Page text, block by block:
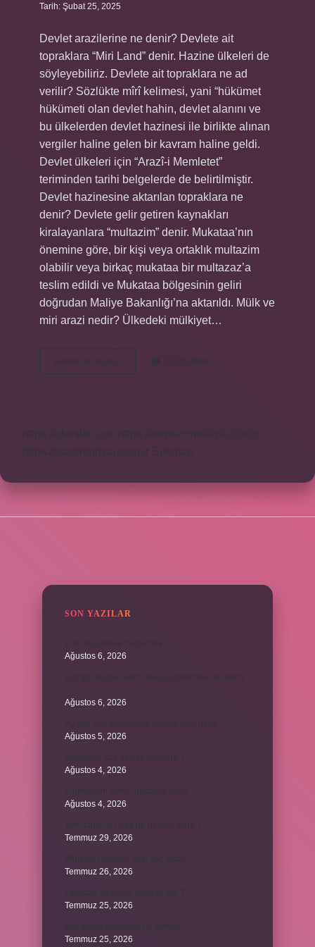
Tarih: Şubat 25, 2025
Devlet arazilerine ne denir? Devlete ait
topraklara “Miri Land” denir. Hazine ülkeleri de
söyleyebiliriz. Devlete ait topraklara ne ad
verilir? Sözlükte mîrî kelimesi, yani “hükümet
hükümeti olan devlet hahin, devlet alanını ve
bu ülkelerden devlet hazinesi ile birlikte alınan
vergiler haline gelen bir kavram haline geldi.
Devlet ülkeleri için “Arazî-i Memletet”
teriminden tarihi belgelerde de belirtilmiştir.
Devlet hazinesine aktarılan topraklara ne
denir? Devlete gelir getiren kaynakları
kiralayanlara “multazim” denir. Mukataa’nın
önemine göre, bir kişi veya ortaklık multazim
olabilir veya birkaç mukataa bir multazaz’a
teslim edildi ve Mukataa bölgesinin geliri
doğrudan Maliye Bakanlığı’na aktarıldı. Mülk ve
miri arazi nedir? Ülkedeki mülkiyet…
Devamını okuyun
Ait
Yorum Bırak
https://obirsite.com
https://beysanmobilya.com.tr
https://bastdebriyaj.com.tr Sitemap
SON YAZILAR
Ağustos 6, 2026
Ağustos 6, 2026
Ağustos 5, 2026
Ağustos 4, 2026
Ağustos 4, 2026
Temmuz 29, 2026
Temmuz 26, 2026
Temmuz 25, 2026
Temmuz 25, 2026